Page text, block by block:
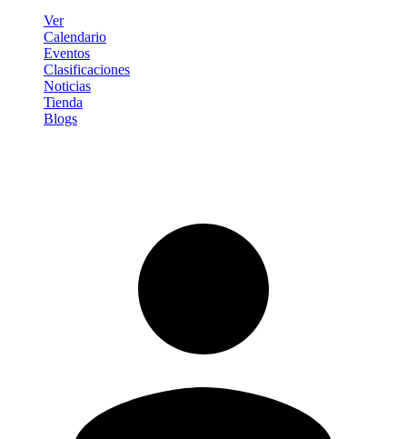
Ver
Calendario
Eventos
Clasificaciones
Noticias
Tienda
Blogs